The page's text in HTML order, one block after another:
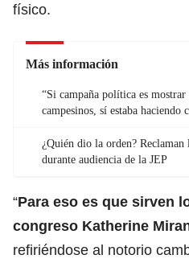
físico.
Más información
“Si campaña política es
campesinos, sí estaba haciendo
¿Quién dio la orden? Reclaman
durante audiencia de la JEP
“Para eso es que sirven
congreso Katherine
refiriéndose al notorio